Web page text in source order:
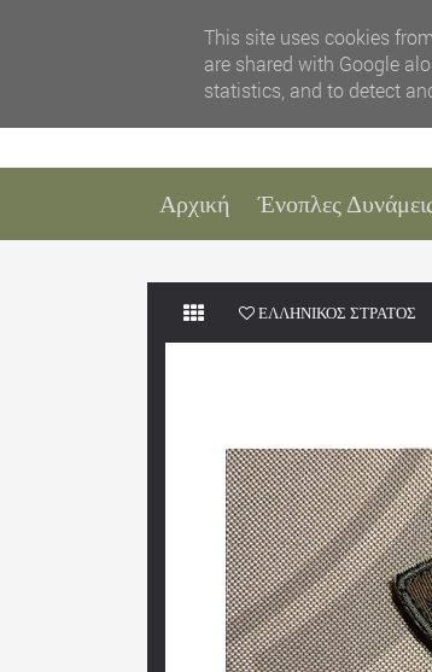
Αρχική Ένοπλες
ΕΛΛΗΝΙΚΟΣ ΣΤΡΑΤΟΣ
This site uses cookies
are shared with Google
statistics, and to detect